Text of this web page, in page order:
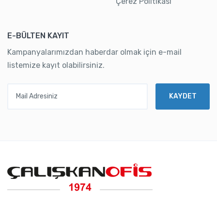
E-BÜLTEN KAYIT
Kampanyalarımızdan haberdar olmak için e-mail
listemize kayıt olabilirsiniz.
KAYDET